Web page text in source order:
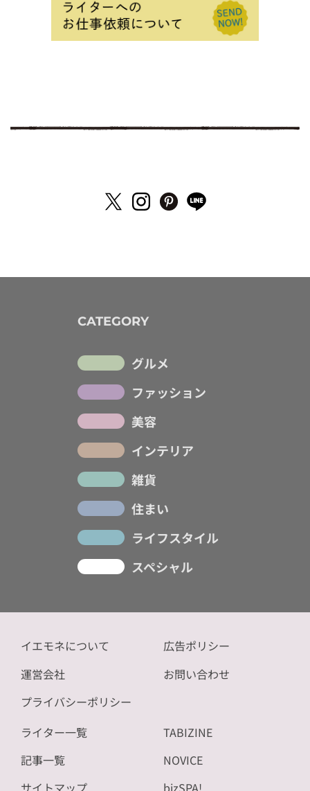
CATEGORY
グルメ
ファッション
美容
インテリア
雑貨
住まい
ライフスタイル
スペシャル
イエモネについて
運営会社
プライバシーポリシー
広告ポリシー
お問い合わせ
ライター一覧
記事一覧
TABIZINE
NOVICE